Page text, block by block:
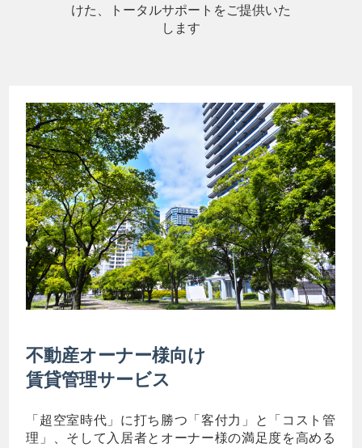
けた、トータルサポートをご提供いた
します
不動産オーナー様向け
賃貸管理サービス
「超空室時代」に打ち勝つ「客付力」と「コスト管
理」、そして入居者とオーナー様の満足度を高める